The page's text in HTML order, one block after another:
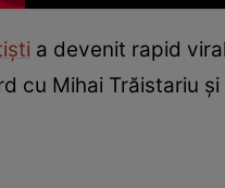
a devenit rapid
cu Mihai Trăistariu